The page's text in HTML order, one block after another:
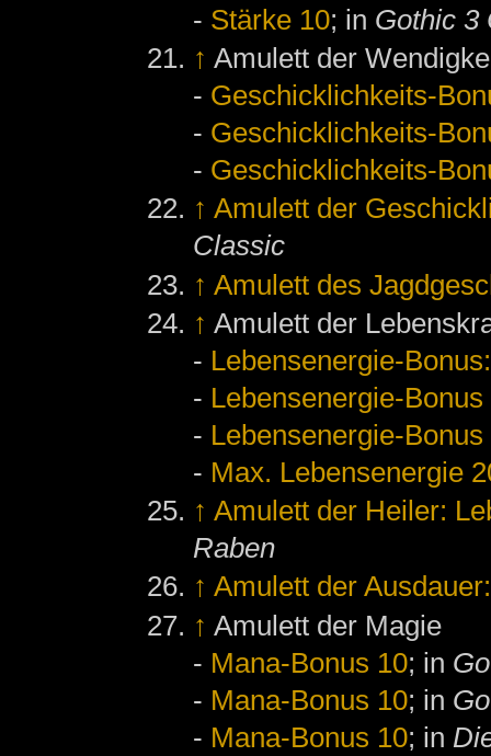
- Stärke 10; in Gothic 3
↑ Amulett der
- Geschicklichkeits-
- Geschicklichkeits-
- Geschicklichkeits-
↑ Amulett der
Classic
↑ Amulett des
↑ Amulett der
- Lebensenergie-
- Lebensenergie-Bonus
- Lebensenergie-Bonus
- Max. Lebensenergie
↑ Amulett der Heiler:
Raben
↑ Amulett der
↑ Amulett der Magie
- Mana-Bonus 10; in
- Mana-Bonus 10; in
- Mana-Bonus 10; in